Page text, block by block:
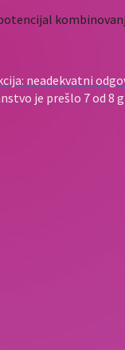
neadekvatni
je prešlo 7 od